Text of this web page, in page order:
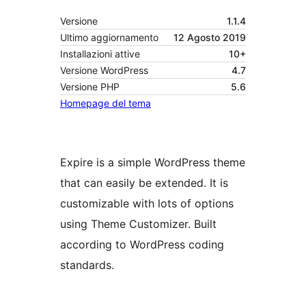
Versione
1.1.4
Ultimo aggiornamento
12 Agosto 2019
Installazioni attive
10+
Versione WordPress
4.7
Versione PHP
5.6
Homepage del tema
Expire is a simple WordPress theme
that can easily be extended. It is
customizable with lots of options
using Theme Customizer. Built
according to WordPress coding
standards.